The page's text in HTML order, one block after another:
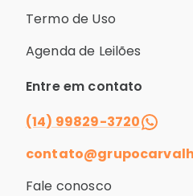
Termo de Uso
Agenda de Leilões
Entre em contato
(14) 99829-3720
Fale conosco